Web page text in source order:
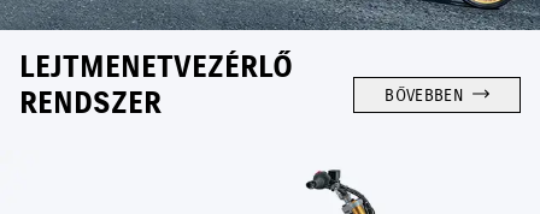
LEJTMENETVEZÉRLŐ
RENDSZER
BŐVEBBEN